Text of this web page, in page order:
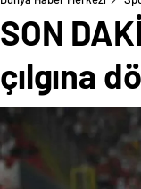
SON
çılgına